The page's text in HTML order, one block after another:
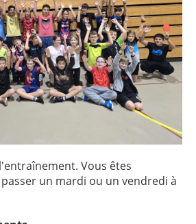
Vous êtes
un mardi ou un vendredi à